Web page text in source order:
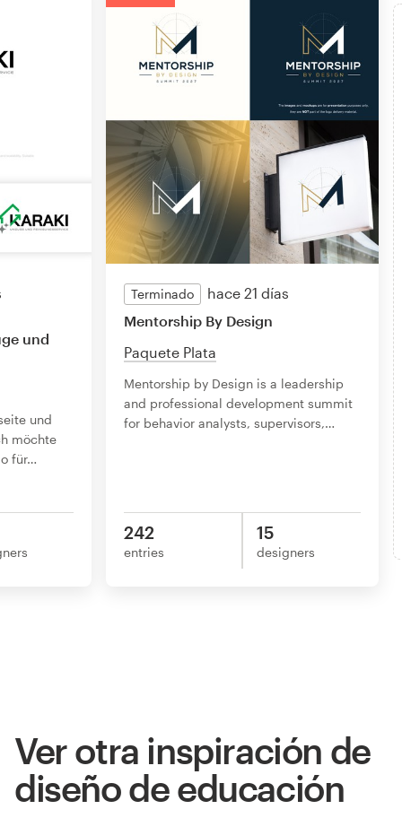
und
und
möchte
für…
Terminado
hace 21 días
Mentorship By Design
Paquete Plata
Mentorship by Design is a leadership
and professional development summit
for behavior analysts, supervisors,…
242
entries
15
designers
Ver otra inspiración de
diseño de educación